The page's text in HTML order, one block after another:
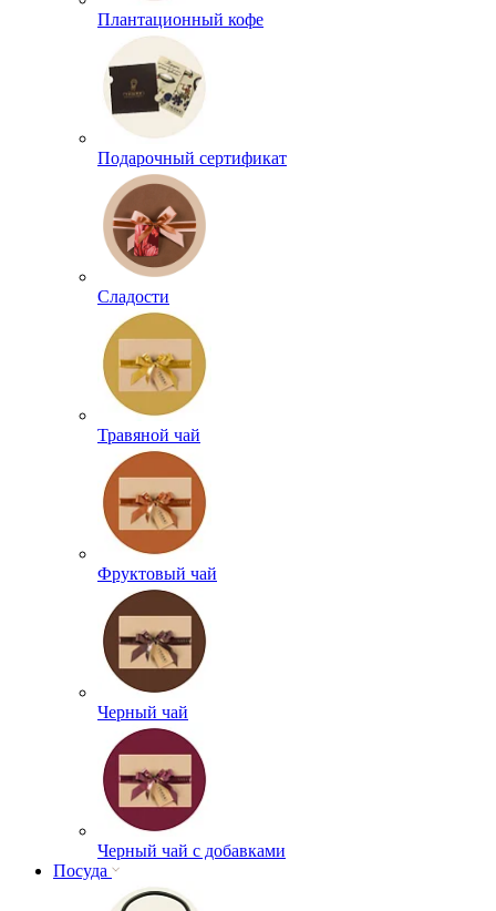
Плантационный кофе
Подарочный сертификат
Сладости
Травяной чай
Фруктовый чай
Черный чай
Черный чай с добавками
Посуда